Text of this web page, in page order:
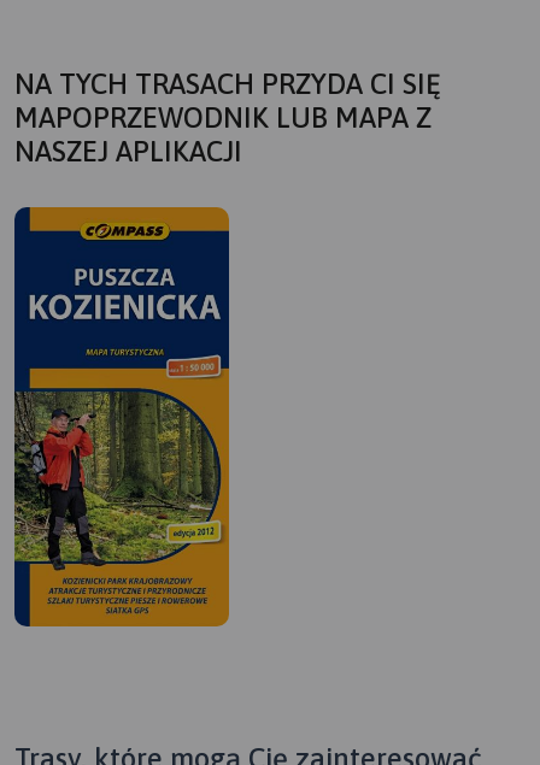
NA TYCH TRASACH PRZYDA CI SIĘ
MAPOPRZEWODNIK LUB MAPA Z
NASZEJ APLIKACJI